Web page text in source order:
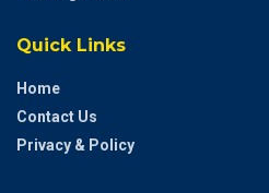
Quick Links
Home
Contact Us
Privacy & Policy